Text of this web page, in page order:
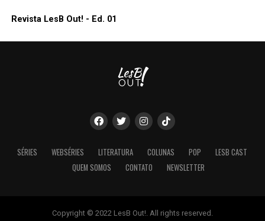
Revista LesB Out! - Ed. 01
SÉRIES WEBSÉRIES LITERATURA COLUNAS POP
LESB CAST
QUEM SOMOS
CONTATO NEWSLETTER
Copyright © 2022 LesB Out!. All rights reserved.